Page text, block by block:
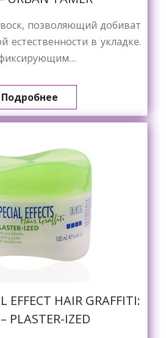
позволяющий добиват
естественности в укладке.
фиксирующим…
Подробнее
EFFECT HAIR GRAFFITI:
PLASTER-IZED